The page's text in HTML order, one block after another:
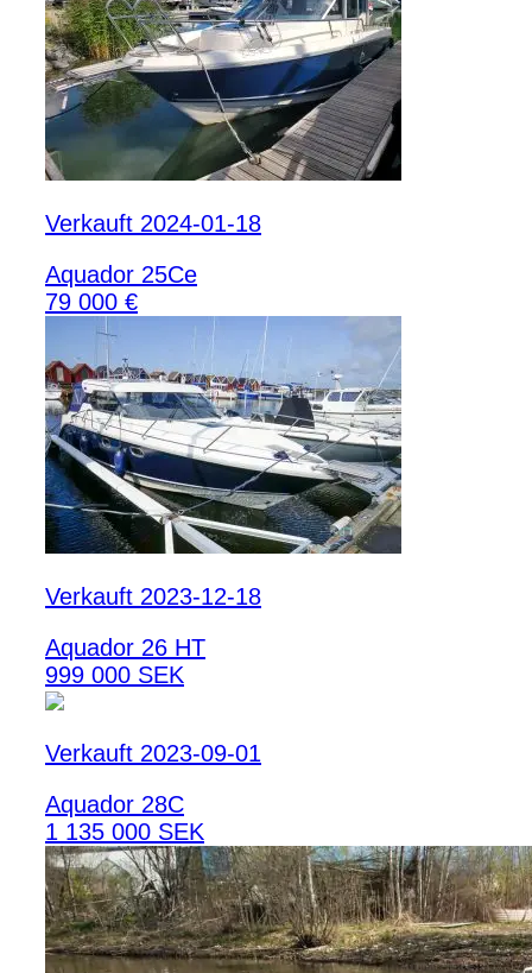
Verkauft 2024-01-18
Aquador 25Ce
79 000 €
Verkauft 2023-12-18
Aquador 26 HT
999 000 SEK
Verkauft 2023-09-01
Aquador 28C
1 135 000 SEK